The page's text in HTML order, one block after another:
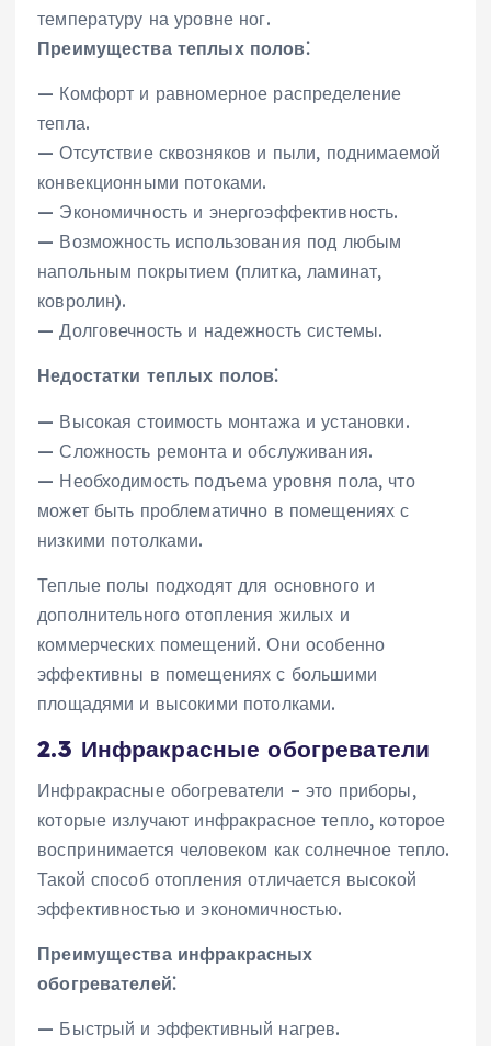
температуру на уровне ног.
Преимущества теплых полов⁚
— Комфорт и равномерное распределение
тепла.
— Отсутствие сквозняков и пыли‚ поднимаемой
конвекционными потоками.
— Экономичность и энергоэффективность.
— Возможность использования под любым
напольным покрытием (плитка‚ ламинат‚
ковролин).
— Долговечность и надежность системы.
Недостатки теплых полов⁚
— Высокая стоимость монтажа и установки.
— Сложность ремонта и обслуживания.
— Необходимость подъема уровня пола‚ что
может быть проблематично в помещениях с
низкими потолками.
Теплые полы подходят для основного и
дополнительного отопления жилых и
коммерческих помещений. Они особенно
эффективны в помещениях с большими
площадями и высокими потолками.
2.3 Инфракрасные обогреватели
Инфракрасные обогреватели – это приборы‚
которые излучают инфракрасное тепло‚ которое
воспринимается человеком как солнечное тепло.
Такой способ отопления отличается высокой
эффективностью и экономичностью.
Преимущества инфракрасных
обогревателей⁚
— Быстрый и эффективный нагрев.